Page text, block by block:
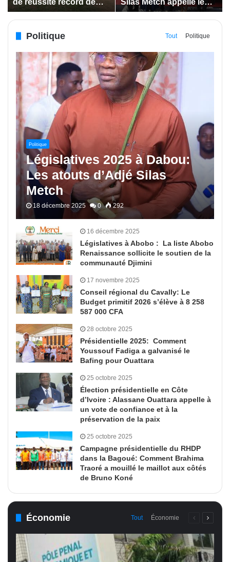
célébrés à la Journée de
l’Excellence du Lycée
Côte d’Ivoire renforce le
suivi des conventions
Politique Tout Politique
Politique
Législatives 2025 à Dabou:
Les atouts d’Adjé Silas
Metch
18 décembre 2025 0 292
16 décembre 2025
Législatives à Abobo : La liste Abobo
Renaissance sollicite le soutien de la
communauté Djimini
17 novembre 2025
Conseil régional du Cavally: Le
Budget primitif 2026 s’élève à 8 258
587 000 CFA
28 octobre 2025
Présidentielle 2025: Comment
Youssouf Fadiga a galvanisé le
Bafing pour Ouattara
25 octobre 2025
Élection présidentielle en Côte
d’Ivoire : Alassane Ouattara appelle à
un vote de confiance et à la
préservation de la paix
25 octobre 2025
Campagne présidentielle du RHDP
dans la Bagoué: Comment Brahima
Traoré a mouillé le maillot aux côtés
de Bruno Koné
Économie Tout Économie
PagePage